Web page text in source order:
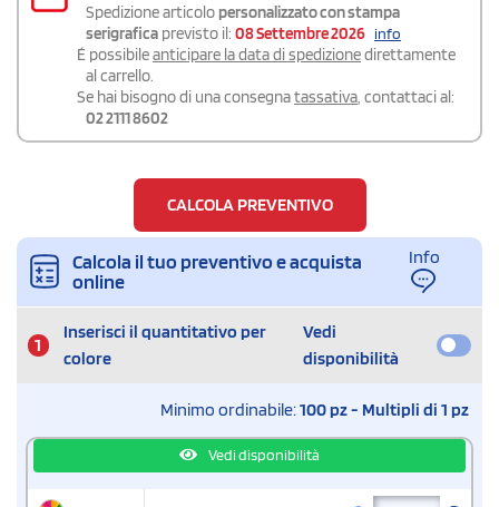
Spedizione articolo personalizzato con stampa
serigrafica previsto il: 08 Settembre 2026 info
É possibileanticipare la data di spedizionedirettamente
al carrello.
Se hai bisogno di una consegnatassativa, contattaci al:
02 2111 8602
CALCOLA PREVENTIVO
Calcola il tuo preventivo e acquista
online
Info
1
Inserisci il quantitativo per
colore
Vedi
disponibilità
Minimo ordinabile:100 pz - Multipli di 1 pz
Vedi disponibilità